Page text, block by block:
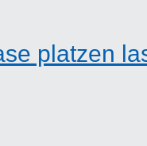
platzen